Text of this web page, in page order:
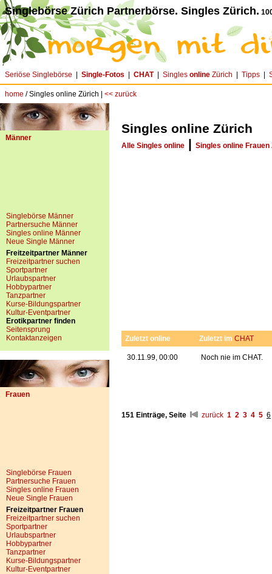
Singlebörse Zürich Partnerbörse. Singles Zürich.
Seriöse Singlebörse Single-Fotos CHAT| Singles online Zürich Tipps
home / Singles online Zürich | << zurück
Männer
Singlebörse Männer
Partnersuche Männer
Singles online Männer
Neue Single Männer
Freitzeitpartner Männer
Freizeitpartner suchen
Sportpartner
Urlaubspartner
Hobbypartner
Tanzpartner
Kurse-Bildungspartner
Kultur-Eventpartner
Erotikpartner finden
Seitensprung
Kontaktanzeigen
Frauen
Singlebörse Frauen
Partnersuche Frauen
Singles online Frauen
Neue Single Frauen
Freizeitpartner Frauen
Freizeitpartner suchen
Sportpartner
Urlaubspartner
Hobbypartner
Tanzpartner
Kurse-Bildungspartner
Kultur-Eventpartner
Singles online Zürich
Alle Singles online | Singles online Frauen
Zuletzt online Zuletzt im CHAT
30.11.99, 00:00 Noch nie im CHAT.
151 Einträge, Seite zurück 1 2 3 4 5 6